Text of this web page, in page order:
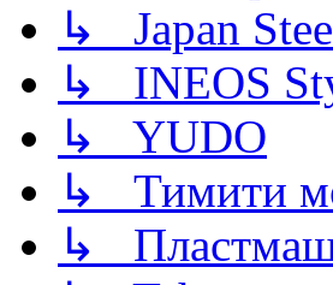
↳ Japan
↳ INEOS
↳ YUDO
↳ Тимити
↳